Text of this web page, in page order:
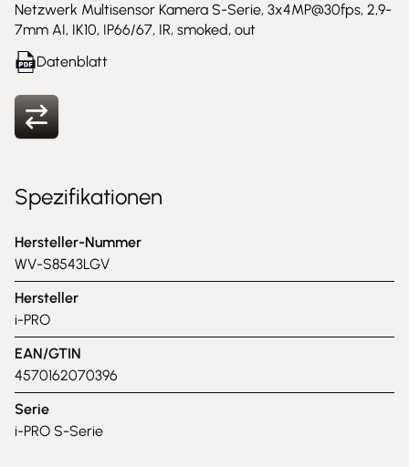
Netzwerk Multisensor Kamera S-Serie, 3x4MP@30fps, 2,9-
7mm AI, IK10, IP66/67, IR, smoked, out
Datenblatt
Spezifikationen
Hersteller-Nummer
WV-S8543LGV
Hersteller
i-PRO
EAN/GTIN
4570162070396
Serie
i-PRO S-Serie